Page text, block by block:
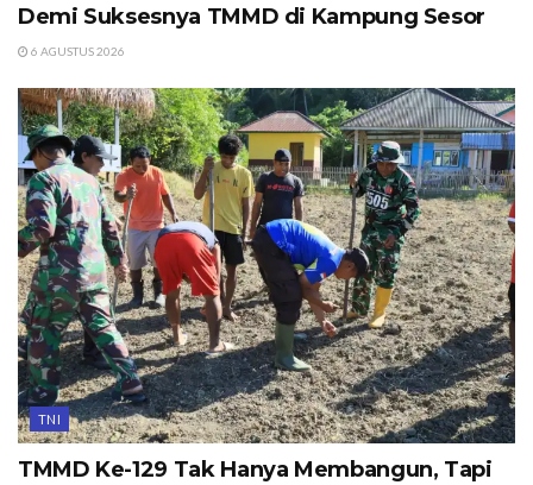
Demi Suksesnya TMMD di Kampung Sesor
6 AGUSTUS 2026
TNI
TMMD Ke-129 Tak Hanya Membangun, Tapi